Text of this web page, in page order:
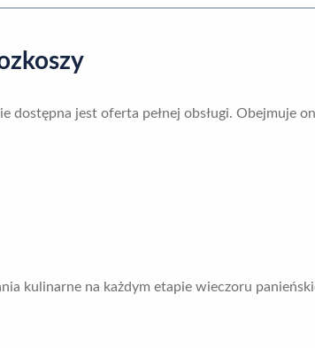
dostępna jest oferta pełnej obsługi. Obejmuje
kulinarne na każdym etapie wieczoru